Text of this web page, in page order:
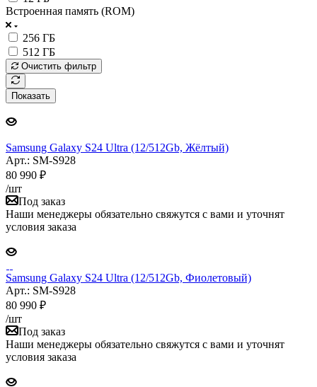
Встроенная память (ROM)
256 ГБ
512 ГБ
Очистить фильтр
Показать
Samsung Galaxy S24 Ultra (12/512Gb, Жёлтый)
Арт.: SM-S928
80 990 ₽
/шт
Под заказ
Наши менеджеры обязательно свяжутся с вами и уточнят
условия заказа
Samsung Galaxy S24 Ultra (12/512Gb, Фиолетовый)
Арт.: SM-S928
80 990 ₽
/шт
Под заказ
Наши менеджеры обязательно свяжутся с вами и уточнят
условия заказа